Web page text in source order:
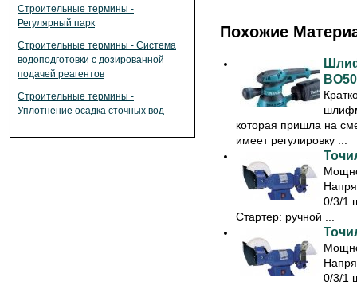
Строительные термины -
Регулярный парк
Строительные термины - Система
водоподготовки с дозированной
подачей реагентов
Строительные термины -
Уплотнение осадка сточных вод
Похожие
которая пришла на
имеет регулировку ...
0/3/1
Стартер: ручной ...
0/3/1